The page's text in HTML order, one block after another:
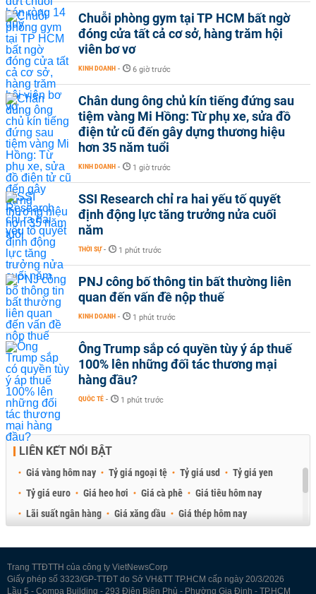
Chuỗi phòng gym tại TP HCM bất ngờ
đóng cửa tất cả cơ sở, hàng trăm hội
viên bơ vơ
KINH DOANH - 6 giờ trước
Chân dung ông chủ kín tiếng đứng sau
tiệm vàng Mi Hồng: Từ phụ xe, sửa đồ
điện tử cũ đến gây dựng thương hiệu
hơn 35 năm tuổi
KINH DOANH - 1 giờ trước
SSI Research chỉ ra hai yếu tố quyết
định động lực tăng trưởng nửa cuối
năm
THỜI SỰ - 1 phút trước
PNJ công bố thông tin bất thường liên
quan đến vấn đề nộp thuế
KINH DOANH - 1 phút trước
Ông Trump sắp có quyền tùy ý áp thuế
100% lên những đối tác thương mại
hàng đầu?
QUỐC TẾ - 1 phút trước
LIÊN KẾT NỔI BẬT
Giá vàng hôm nay Tỷ giá ngoại tệ Tỷ giá usd
Tỷ giá yen
Tỷ giá euro
Giá heo hơi Giá cà phê
Giá tiêu hôm nay
Lãi suất ngân hàng
Giá xăng dầu
Giá thép hôm nay
Trang TTĐTTH của công ty VietNewsCorp
Giấy phép số 3323/GP-TTĐT do Sở VH&TT TP.HCM cấp ngày 20/3/2026
Lầu 5 - Compa Building - 293 Điện Biên Phủ - Phường Gia Định - TP.HCM